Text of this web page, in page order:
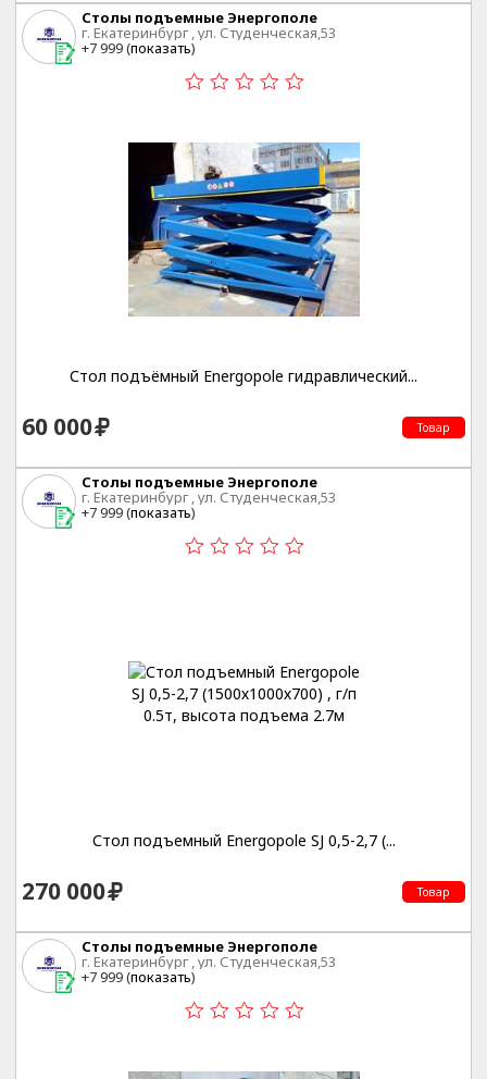
Столы подъемные Энергополе
г. Екатеринбург , ул. Студенческая,53
+7 999 (показать)
Стол подъёмный Energopole гидравлический...
60 000 Товар
Столы подъемные Энергополе
г. Екатеринбург , ул. Студенческая,53
+7 999 (показать)
Стол подъемный Energopole SJ 0,5-2,7 (...
270 000 Товар
Столы подъемные Энергополе
г. Екатеринбург , ул. Студенческая,53
+7 999 (показать)